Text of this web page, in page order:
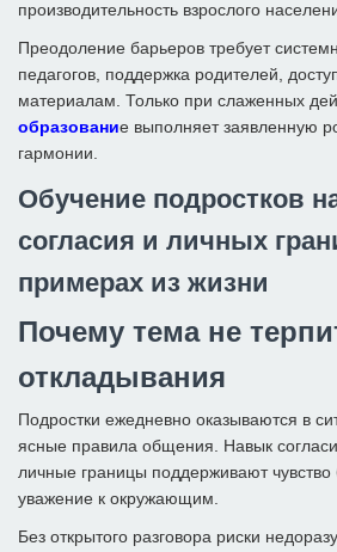
производительность взрослого
Преодоление барьеров требует
педагогов, поддержка родителей,
материалам. Только при слаженных
образование выполняет заявленную
гармонии.
Обучение подростков
согласия и личных
примерах из жизни
Почему тема не
откладывания
Подростки ежедневно оказываются в
ясные правила общения. Навык
личные границы поддерживают чувство
уважение к окружающим.
Без открытого разговора риски